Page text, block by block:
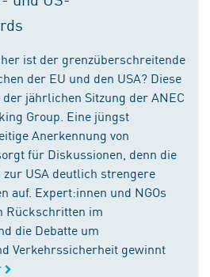
ist der grenzüberschreitende
der EU und den USA? Diese
jährlichen Sitzung der ANEC
Group. Eine jüngst
Anerkennung von
für Diskussionen, denn die
USA deutlich strengere
auf. Expert:innen und NGOs
Rückschritten im
die Debatte um
Verkehrssicherheit gewinnt